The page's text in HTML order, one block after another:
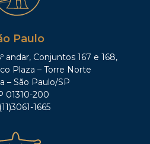
Paulo
andar, Conjuntos 167 e 168,
Plaza – Torre Norte
– São Paulo/SP
01310-200
1665